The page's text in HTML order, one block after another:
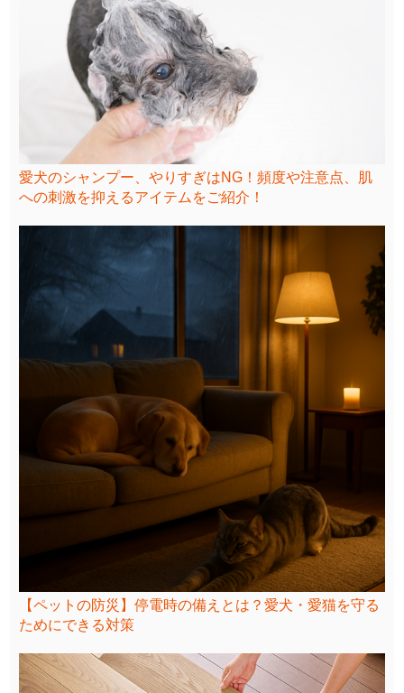
愛犬のシャンプー、やりすぎはNG！頻度や注意点、肌
への刺激を抑えるアイテムをご紹介！
【ペットの防災】停電時の備えとは？愛犬・愛猫を守る
ためにできる対策